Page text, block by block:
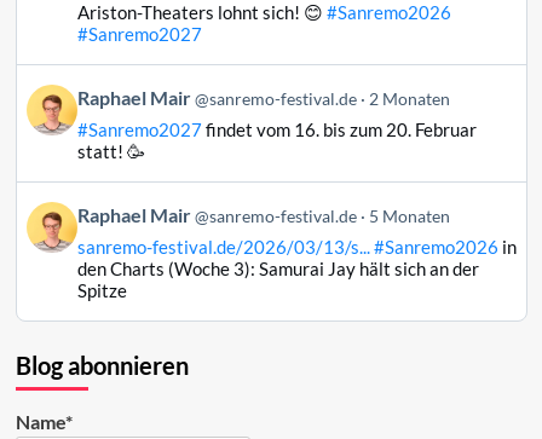
ansehen
Ariston-Theaters lohnt sich! 😊 #Sanremo2026
#Sanremo2027
Beitrag
von
Raphael
Bluesky
ansehen
Raphael Mair @sanremo-festival.de 2 Monaten
#Sanremo2027findet vom 16. bis zum 20. Februar
statt! 🥳
Beitrag
von
Raphael
ansehen
Raphael Mair @sanremo-festival.de 5 Monaten
sanremo-festival.de/2026/03/13/s...#Sanremo2026 in
den Charts (Woche 3): Samurai Jay hält sich an der
Spitze
Blog abonnieren
Name*